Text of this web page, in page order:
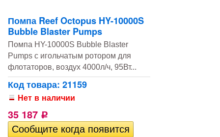
Помпа Reef Octopus HY-10000S
Bubble Blaster Pumps
Помпа HY-10000S Bubble Blaster
Pumps с игольчатым ротором для
флотаторов, воздух 4000л/ч, 95Вт...
Код товара: 21159
Нет в наличии
35 187 Р